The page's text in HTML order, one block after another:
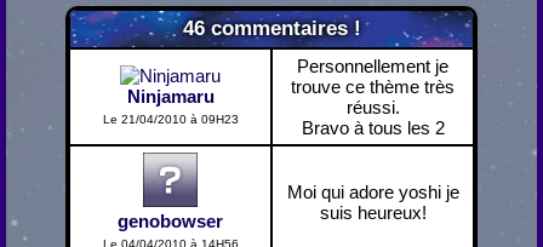
46commentaires !
Ninjamaru
Le 21/04/2010 à 09H23
Personnellement je
trouve ce thème très
réussi.
Bravo à tous les 2
genobowser
Le 04/04/2010 à 14H56
Moi qui adore yoshi je
suis heureux!